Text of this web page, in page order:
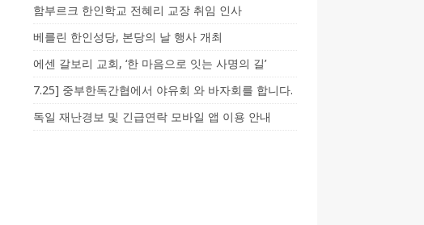
함부르크 한인학교 전혜리 교장 취임 인사
베를린 한인성당, 본당의 날 행사 개최
에센 갈보리 교회, ‘한 마음으로 잇는 사명의 길’
7.25] 중부한독간협에서 야유회 와 바자회를 합니다.
독일 재난경보 및 긴급연락 모바일 앱 이용 안내